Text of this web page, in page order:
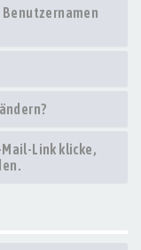
Benutzernamen
Link klicke,